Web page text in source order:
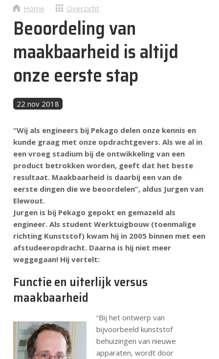
Nieuws
NL
Home Overzicht
Beoordeling van
maakbaarheid is altijd
onze eerste stap
22 nov 2018
“Wij als engineers bij Pekago delen onze kennis en
kunde graag met onze opdrachtgevers. Als we al in
een vroeg stadium bij de ontwikkeling van een
product betrokken worden, geeft dat het beste
resultaat. Maakbaarheid is daarbij een van de
eerste dingen die we beoordelen”, aldus Jurgen van
Elewout.
Jurgen is bij Pekago gepokt en gemazeld als
engineer. Als student Werktuigbouw (toenmalige
richting Kunststof) kwam hij in 2005 binnen met een
afstudeeropdracht. Daarna is hij niet meer
weggegaan! Hij vertelt:
Functie en uiterlijk versus
maakbaarheid
“Bij het ontwerp van
bijvoorbeeld kunststof
behuizingen van nieuwe
apparaten, wordt door